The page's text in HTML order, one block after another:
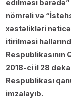
edilməsi barədə”
nömrəli və
xəstəlikləri
itirilməsi
Respublikasının
2018-ci il 28
Respublikası
imzalayıb.